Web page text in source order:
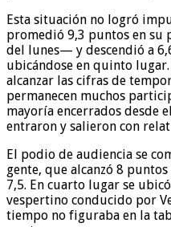
Esta situación no logró
promedió 9,3 puntos en
del lunes— y descendió a
ubicándose en quinto
alcanzar las cifras de
permanecen muchos
mayoría encerrados desde
entraron y salieron con
El podio de audiencia se
gente, que alcanzó 8
7,5. En cuarto lugar se
vespertino conducido por
tiempo no figuraba en la